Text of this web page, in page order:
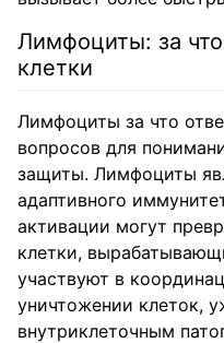
Лимфоциты: за
клетки
Лимфоциты за что
вопросов для
защиты. Лимфоциты
адаптивного
активации могут
клетки,
участвуют в
уничтожении клеток,
внутриклеточным